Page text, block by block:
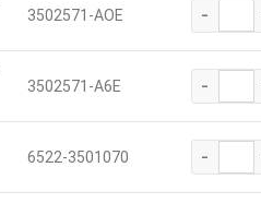
3502571-AOE -
3502571-A6E -
6522-3501070 -